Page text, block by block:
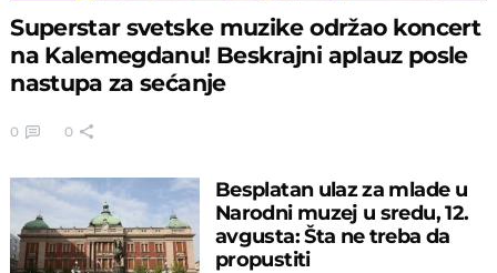
Superstar svetske muzike održao koncert
na Kalemegdanu! Beskrajni aplauz posle
nastupa za sećanje
0 0
Besplatan ulaz za mlade u
Narodni muzej u sredu, 12.
avgusta: Šta ne treba da
propustiti